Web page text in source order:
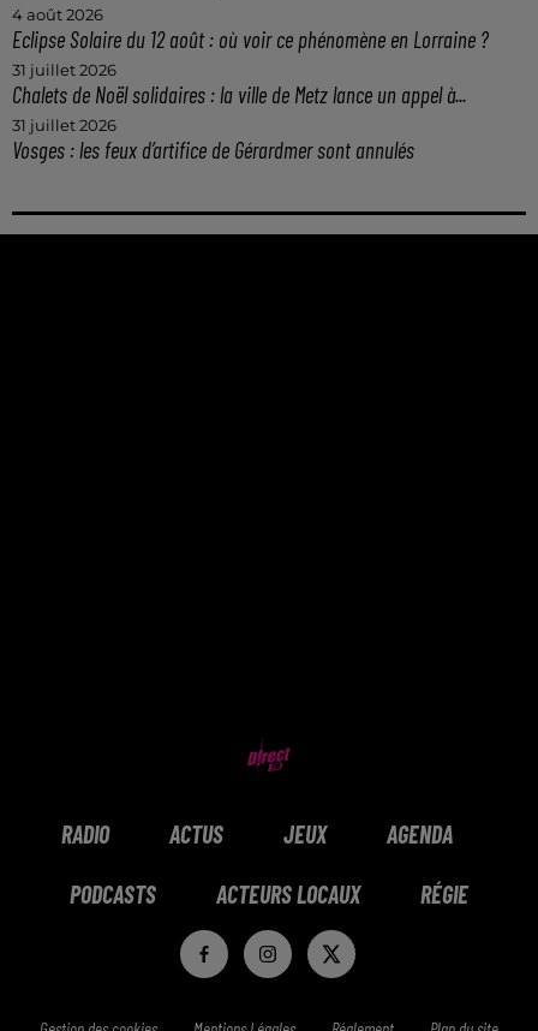
4 août 2026
Eclipse Solaire du 12 août : où voir ce phénomène en Lorraine ?
31 juillet 2026
Chalets de Noël solidaires : la ville de Metz lance un appel à...
31 juillet 2026
Vosges : les feux d’artifice de Gérardmer sont annulés
RADIO ACTUS JEUX AGENDA
PODCASTS ACTEURS LOCAUX RÉGIE